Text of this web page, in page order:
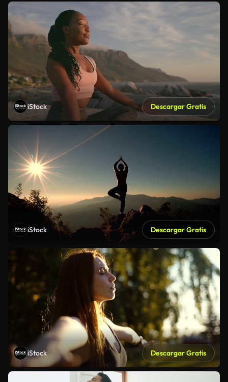
iStock Descargar Gratis
iStock Descargar Gratis
iStock Descargar Gratis